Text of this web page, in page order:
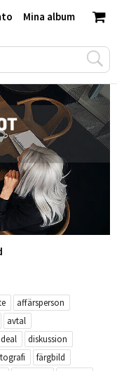
Mina album
affärsperson
avtal
deal
diskussion
färgbild